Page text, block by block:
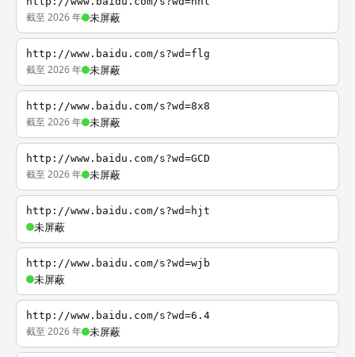
截至 2026 年 未屏蔽
http://www.baidu.com/s?wd=flg
截至 2026 年 未屏蔽
http://www.baidu.com/s?wd=8x8
截至 2026 年 未屏蔽
http://www.baidu.com/s?wd=GCD
截至 2026 年 未屏蔽
http://www.baidu.com/s?wd=hjt
未屏蔽
http://www.baidu.com/s?wd=wjb
未屏蔽
http://www.baidu.com/s?wd=6.4
截至 2026 年 未屏蔽